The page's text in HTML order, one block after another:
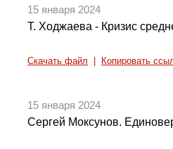
15 января 2024
Т. Ходжаева - Кризис
Скачать файл Копировать
15 января 2024
Сергей Моксунов.